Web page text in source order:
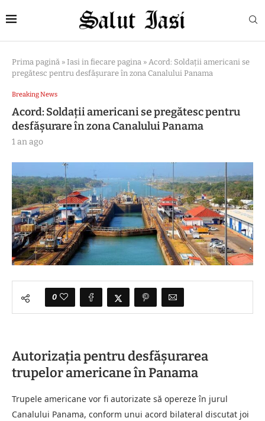
Prima pagină » Iasi in fiecare pagina » Acord: Soldații americani se
pregătesc pentru desfășurare în zona Canalului Panama
Breaking News
Acord: Soldații americani se pregătesc pentru
desfășurare în zona Canalului Panama
1 an ago
0
Autorizația pentru desfășurarea
trupelor americane în Panama
Trupele americane vor fi autorizate să opereze în jurul
Canalului Panama, conform unui acord bilateral discutat joi